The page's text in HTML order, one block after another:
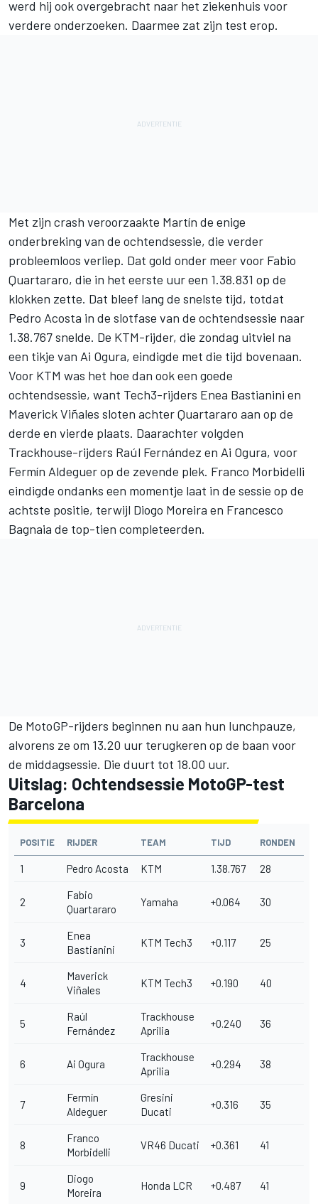
werd hij ook overgebracht naar het ziekenhuis voor
verdere onderzoeken. Daarmee zat zijn test erop.
Met zijn crash veroorzaakte Martín de enige
onderbreking van de ochtendsessie, die verder
probleemloos verliep. Dat gold onder meer voor Fabio
Quartararo, die in het eerste uur een 1.38.831 op de
klokken zette. Dat bleef lang de snelste tijd, totdat
Pedro Acosta in de slotfase van de ochtendsessie naar
1.38.767 snelde. De KTM-rijder, die zondag uitviel na
een tikje van Ai Ogura, eindigde met die tijd bovenaan.
Voor KTM was het hoe dan ook een goede
ochtendsessie, want Tech3-rijders Enea Bastianini en
Maverick Viñales sloten achter Quartararo aan op de
derde en vierde plaats. Daarachter volgden
Trackhouse-rijders Raúl Fernández en Ai Ogura, voor
Fermín Aldeguerop de zevende plek. Franco Morbidelli
eindigde ondanks een momentje laat in de sessie op de
achtste positie, terwijl Diogo Moreira en Francesco
Bagnaia de top-tien completeerden.
De MotoGP-rijders beginnen nu aan hun lunchpauze,
alvorens ze om 13.20 uur terugkeren op de baan voor
de middagsessie. Die duurt tot 18.00 uur.
Uitslag: Ochtendsessie MotoGP-test
Barcelona
POSITIE RIJDER TEAM TIJD RONDEN
1 Pedro Acosta KTM 1.38.767 28
2
Fabio
Quartararo
Yamaha +0.064 30
3
Enea
Bastianini
KTM Tech3 +0.117 25
4
Maverick
Viñales
KTM Tech3 +0.190 40
5
Raúl
Fernández
Trackhouse
Aprilia
+0.240 36
6 Ai Ogura
Trackhouse
Aprilia
+0.294 38
7
Fermín
Aldeguer
Gresini
Ducati
+0.316 35
8
Franco
Morbidelli
VR46 Ducati +0.361 41
9
Diogo
Moreira
Honda LCR +0.487 41